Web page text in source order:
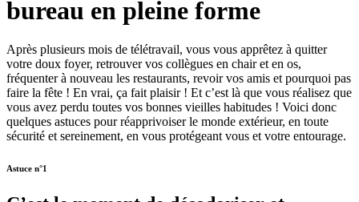
bureau en pleine forme
Après plusieurs mois de télétravail, vous vous apprêtez à quitter
votre doux foyer, retrouver vos collègues en chair et en os,
fréquenter à nouveau les restaurants, revoir vos amis et pourquoi pas
faire la fête ! En vrai, ça fait plaisir ! Et c’est là que vous réalisez que
vous avez perdu toutes vos bonnes vieilles habitudes ! Voici donc
quelques astuces pour réapprivoiser le monde extérieur, en toute
sécurité et sereinement, en vous protégeant vous et votre entourage.
Astuce n°1